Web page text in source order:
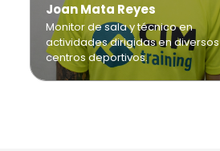
Joan Mata Reyes
Monitor de sala y técnico en
actividades dirigidas en diversos
centros deportivos.